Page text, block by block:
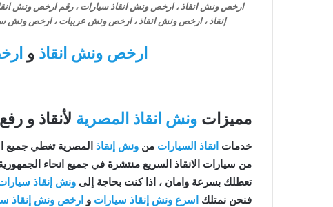
ارخص ونش انقاذ ، ارخص ونش انقاذ سيارات ، رقم ارخص ونش
إنقاذ ، ارخص ونش انقاذ ، ارخص ونش عربيات ، ارخص
ارخص ونش انقاذ و
مميزات ونش انقاذ المصرية لأنقاذ و
خدمات انقاذ السيارات من ونش إنقاذ المصرية تغطي جميع
من سيارات الانقاذ السريع منتشرة في جميع انحاء
تعطلك بسرعة وامان ، اذا كنت بحاجة إلى ونش إنقاذ
فنحن نمتلك اسرع ونش إنقاذ سيارات و ارخص ونش إنقاذ